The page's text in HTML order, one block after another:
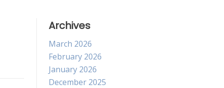
Archives
March 2026
February 2026
January 2026
December 2025